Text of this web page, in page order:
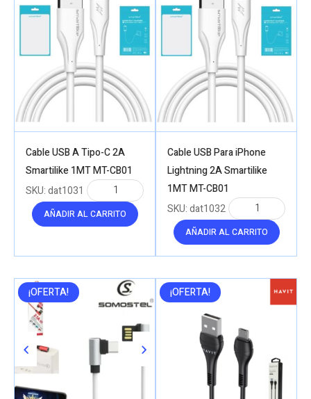
Cable USB A Tipo-C 2A
Smartilike 1MT MT-CB01
AÑADIR AL CARRITO
SKU:dat1031
Cable USB Para iPhone
Lightning 2A Smartilike
1MT MT-CB01
AÑADIR AL CARRITO
SKU:dat1032
¡OFERTA! ¡OFERTA!